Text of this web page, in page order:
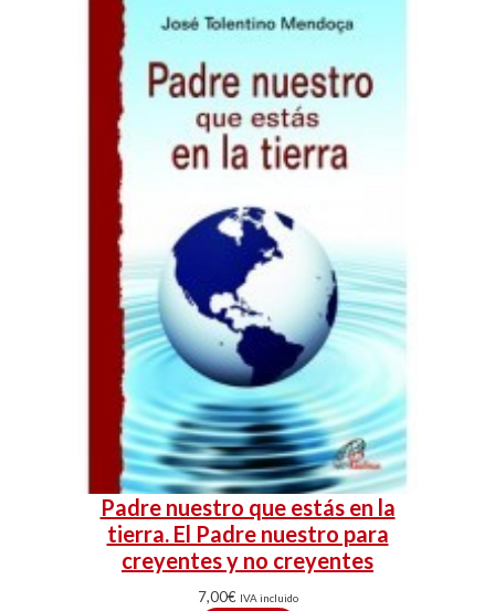
Padre nuestro que estás en la
tierra. El Padre nuestro para
creyentes y no creyentes
7,00€ IVA incluido